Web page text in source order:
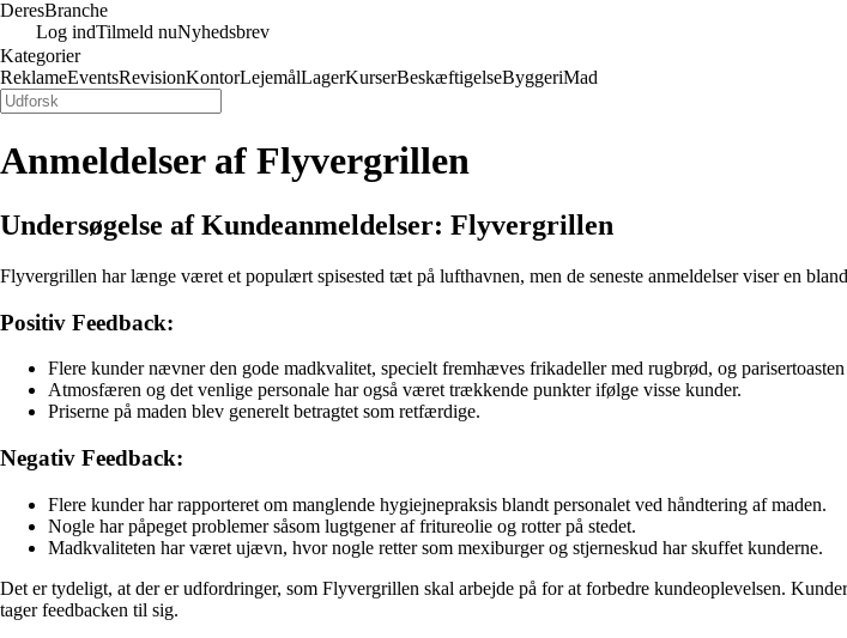
DeresBranche
Log indTilmeld nuNyhedsbrev
Kategorier
ReklameEventsRevisionKontorLejemålLagerKurserBeskæftigelseByggeriMad
Anmeldelser af Flyvergrillen
Undersøgelse af Kundeanmeldelser: Flyvergrillen
Flyvergrillen har længe været et populært spisested tæt på lufthavnen, men de seneste anmeldelser viser en
Positiv Feedback:
Flere kunder nævner den gode madkvalitet, specielt fremhæves frikadeller med rugbrød, og
Atmosfæren og det venlige personale har også været trækkende punkter ifølge visse kunder.
Priserne på maden blev generelt betragtet som retfærdige.
Negativ Feedback:
Flere kunder har rapporteret om manglende hygiejnepraksis blandt personalet ved håndtering af maden.
Nogle har påpeget problemer såsom lugtgener af fritureolie og rotter på stedet.
Madkvaliteten har været ujævn, hvor nogle retter som mexiburger og stjerneskud har skuffet kunderne.
Det er tydeligt, at der er udfordringer, som Flyvergrillen skal arbejde på for at forbedre kundeoplevelsen.
tager feedbacken til sig.